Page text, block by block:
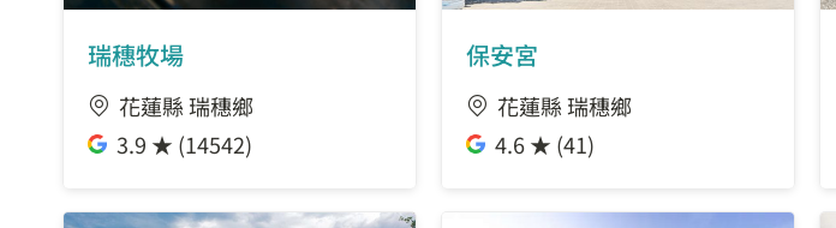
瑞穗牧場
花蓮縣 瑞穗鄉
3.9 ★ (14542)
保安宮
花蓮縣 瑞穗鄉
4.6 ★ (41)